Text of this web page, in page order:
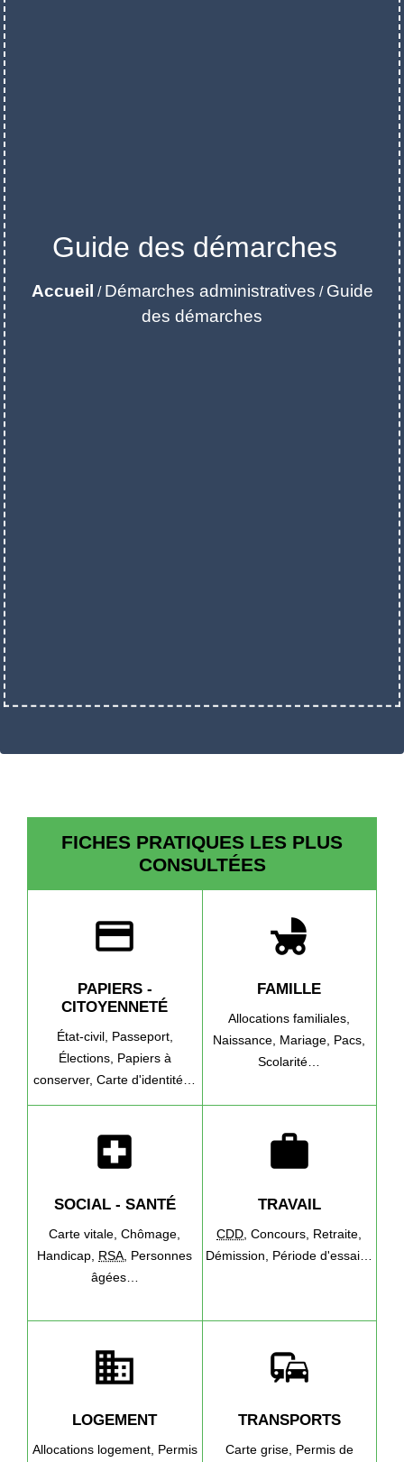
Guide des démarches
Accueil / Démarches administratives / Guide
des démarches
FICHES PRATIQUES LES PLUS
CONSULTÉES
credit_card
PAPIERS -
CITOYENNETÉ
État-civil, Passeport,
Élections, Papiers à
conserver,Carte d'identité…
child_friendly
FAMILLE
Allocations familiales,
Naissance, Mariage, Pacs,
Scolarité…
local_hospital
SOCIAL - SANTÉ
Carte vitale,Chômage,
Handicap, RSA Personnes
âgées…
work
TRAVAIL
CDD ,Concours, Retraite,
Démission, Période d'essai…
domain
LOGEMENT
Allocations logement, Permis
commute
TRANSPORTS
Carte grise, Permis de